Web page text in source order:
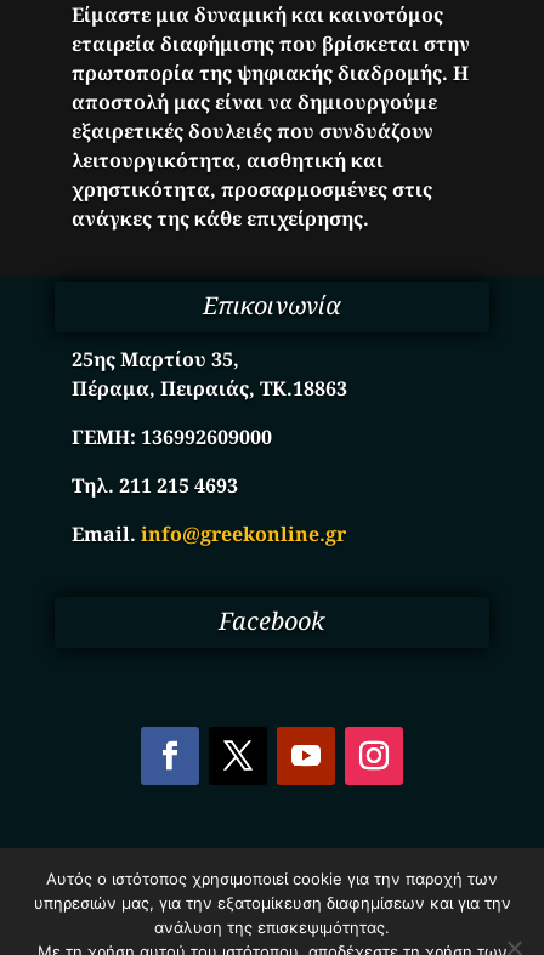
Είμαστε μια δυναμική και καινοτόμος
εταιρεία διαφήμισης που βρίσκεται στην
πρωτοπορία της ψηφιακής διαδρομής. Η
αποστολή μας είναι να δημιουργούμε
εξαιρετικές δουλειές που συνδυάζουν
λειτουργικότητα, αισθητική και
χρηστικότητα, προσαρμοσμένες στις
ανάγκες της κάθε επιχείρησης.
Επικοινωνία
25ης Μαρτίου 35,
Πέραμα, Πειραιάς, ΤΚ.18863
ΓΕΜΗ:136992609000
Τηλ. 211 215 4693
Email.info@greekonline.gr
Facebook
Επιχειρήσεων Ελλάδας – Greekonline.gr. All Rights
Reserved.
Όροι & Προυποθέσεις–Προστασία Προσωπικών
Αυτός ο ιστότοπος χρησιμοποιεί cookie για την παροχή των
υπηρεσιών μας, για την εξατομίκευση διαφημίσεων και για την
ανάλυση της επισκεψιμότητας.